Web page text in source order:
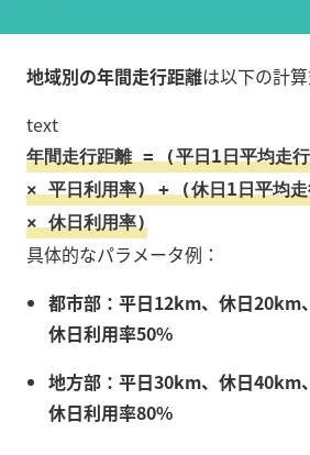
地域別の年間走行距離は以下の計
text
年間走行距離 = (平日1日平均走
× 平日利用率) + (休日1日平均
× 休日利用率)
具体的なパラメータ例：
都市部：平日12km、休日20km
休日利用率50%
地方部：平日30km、休日40km
休日利用率80%